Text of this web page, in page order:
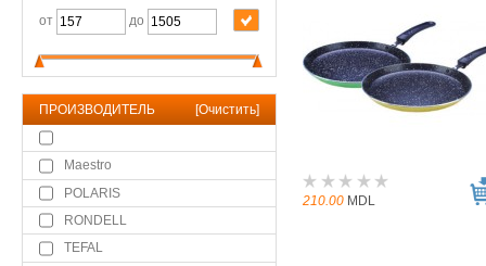
от до
ПРОИЗВОДИТЕЛЬ [Очистить]
Maestro
POLARIS
RONDELL
TEFAL
210.00 MDL